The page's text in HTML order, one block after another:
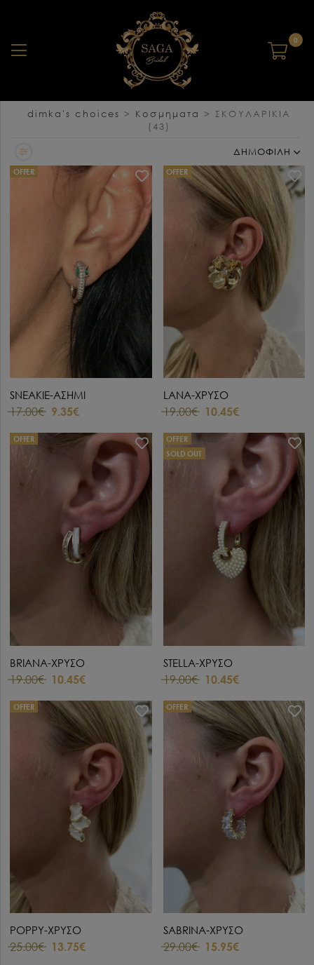
0
dimka's choices > Κοσμηματα > ΣΚΟΥΛΑΡΙΚΙΑ
(43)
ΔΗΜΟΦΙΛΗ
OFFER
SNEAKIE-ΑΣΗΜΙ
17.00€ 9.35€
OFFER
LANA-ΧΡΥΣΟ
19.00€ 10.45€
OFFER
BRIANA-ΧΡΥΣΟ
19.00€ 10.45€
OFFER
SOLD OUT
STELLA-ΧΡΥΣΟ
19.00€ 10.45€
OFFER
POPPY-ΧΡΥΣΟ
25.00€ 13.75€
OFFER
SABRINA-ΧΡΥΣΟ
29.00€ 15.95€